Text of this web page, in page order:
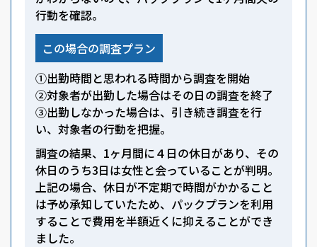
行動を確認。
この場合の調査プラン
①出勤時間と思われる時間から調査を開始
②対象者が出勤した場合はその日の調査を終了
③出勤しなかった場合は、引き続き調査を行
い、対象者の行動を把握。
調査の結果、1ヶ月間に４日の休日があり、その
休日のうち3日は女性と会っていることが判明。
上記の場合、休日が不定期で時間がかかること
は予め承知していたため、パックプランを利用
することで費用を半額近くに抑えることができ
ました。